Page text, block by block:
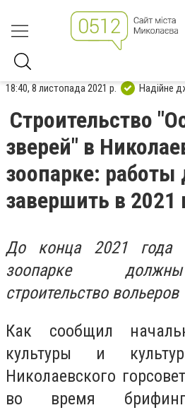
18:40, 8 листопада 2021 р. Надійне
Строительство
зверей" в
зоопарке:
завершить в 2021
До конца 2021 года
зоопарке
строительство
Как сообщил
культуры и
Николаевского
во время